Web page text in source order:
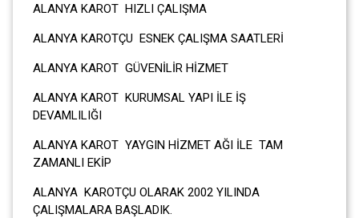
ALANYA KAROT HIZLI ÇALIŞMA
ALANYA KAROTÇU ESNEK ÇALIŞMA SAATLERİ
ALANYA KAROT GÜVENİLİR HİZMET
ALANYA KAROT KURUMSAL YAPI İLE İŞ
DEVAMLILIĞI
ALANYA KAROT YAYGIN HİZMET AĞI İLE TAM
ZAMANLI EKİP
ALANYA KAROTÇU OLARAK 2002 YILINDA
ÇALIŞMALARA BAŞLADIK.